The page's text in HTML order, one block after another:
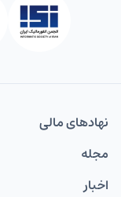
نهاد‌های مالی
مجله
اخبار